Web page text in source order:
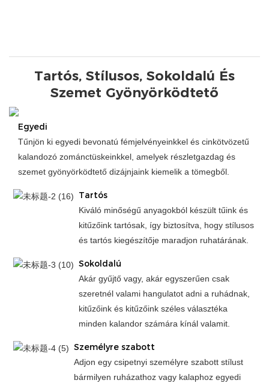
Tartós, Stílusos, Sokoldalú És
Szemet Gyönyörködtető
Egyedi
Tűnjön ki egyedi bevonatú fémjelvényeinkkel és cinkötvözetű
kalandozó zománctüskeinkkel, amelyek részletgazdag és
szemet gyönyörködtető dizájnjaink kiemelik a tömegből.
Tartós
Kiváló minőségű anyagokból készült tűink és
kitűzőink tartósak, így biztosítva, hogy stílusos
és tartós kiegészítője maradjon ruhatárának.
Sokoldalú
Akár gyűjtő vagy, akár egyszerűen csak
szeretnél valami hangulatot adni a ruhádnak,
kitűzőink és kitűzőink széles választéka
minden kalandor számára kínál valamit.
Személyre szabott
Adjon egy csipetnyi személyre szabott stílust
bármilyen ruházathoz vagy kalaphoz egyedi